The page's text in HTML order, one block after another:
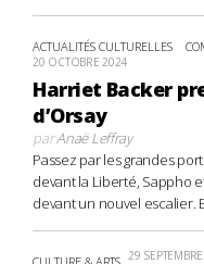
ACTUALITÉS CULTURELLES
20 OCTOBRE 2024
Harriet Backer
d’Orsay
parAnaë Leffray
Passez par les grandes
devant la Liberté, Sappho
devant un nouvel escalier.
29